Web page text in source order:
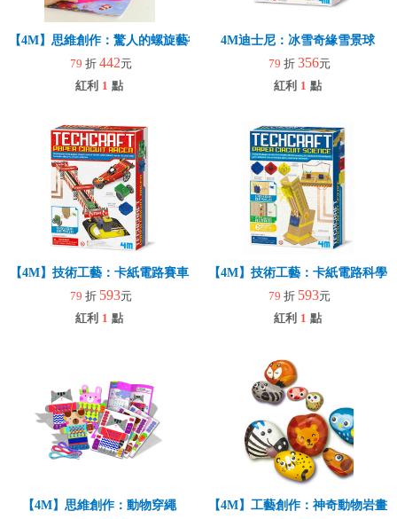
【4M】思維創作：驚人的螺旋藝術
79 折 442元
紅利 1 點
4M迪士尼：冰雪奇緣雪景球
79 折 356元
紅利 1 點
【4M】技術工藝：卡紙電路賽車
79 折 593元
紅利 1 點
【4M】技術工藝：卡紙電路科學
79 折 593元
紅利 1 點
【4M】思維創作：動物穿繩
【4M】工藝創作：神奇動物岩畫